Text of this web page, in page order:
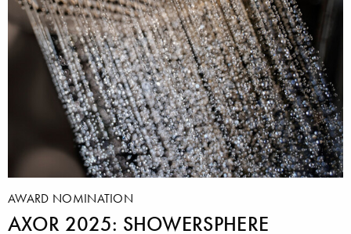
AWARD NOMINATION
AXOR 2025: SHOWERSPHERE